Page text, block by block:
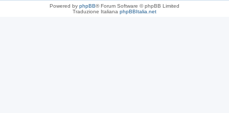
Powered by phpBB® Forum Software © phpBB Limited
Traduzione Italiana phpBBItalia.net